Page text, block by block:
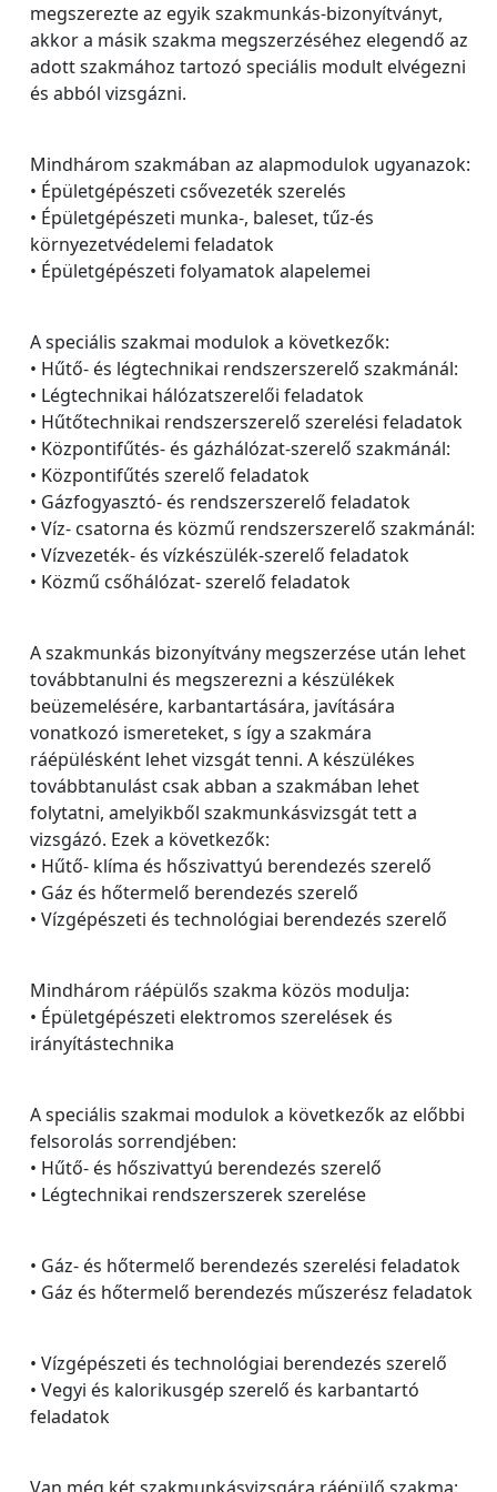
megszerezte az egyik szakmunkás-bizonyítványt,
akkor a másik szakma megszerzéséhez elegendő az
adott szakmához tartozó speciális modult elvégezni
és abból vizsgázni.
Mindhárom szakmában az alapmodulok ugyanazok:
• Épületgépészeti csővezeték szerelés
• Épületgépészeti munka-, baleset, tűz-és
környezetvédelemi feladatok
• Épületgépészeti folyamatok alapelemei
A speciális szakmai modulok a következők:
• Hűtő- és légtechnikai rendszerszerelő szakmánál:
• Légtechnikai hálózatszerelői feladatok
• Hűtőtechnikai rendszerszerelő szerelési feladatok
• Központifűtés- és gázhálózat-szerelő szakmánál:
• Központifűtés szerelő feladatok
• Gázfogyasztó- és rendszerszerelő feladatok
• Víz- csatorna és közmű rendszerszerelő szakmánál:
• Vízvezeték- és vízkészülék-szerelő feladatok
• Közmű csőhálózat- szerelő feladatok
A szakmunkás bizonyítvány megszerzése után lehet
továbbtanulni és megszerezni a készülékek
beüzemelésére, karbantartására, javítására
vonatkozó ismereteket, s így a szakmára
ráépülésként lehet vizsgát tenni. A készülékes
továbbtanulást csak abban a szakmában lehet
folytatni, amelyikből szakmunkásvizsgát tett a
vizsgázó. Ezek a következők:
• Hűtő- klíma és hőszivattyú berendezés szerelő
• Gáz és hőtermelő berendezés szerelő
• Vízgépészeti és technológiai berendezés szerelő
Mindhárom ráépülős szakma közös modulja:
• Épületgépészeti elektromos szerelések és
irányítástechnika
A speciális szakmai modulok a következők az előbbi
felsorolás sorrendjében:
• Hűtő- és hőszivattyú berendezés szerelő
• Légtechnikai rendszerszerek szerelése
• Gáz- és hőtermelő berendezés szerelési feladatok
• Gáz és hőtermelő berendezés műszerész feladatok
• Vízgépészeti és technológiai berendezés szerelő
• Vegyi és kalorikusgép szerelő és karbantartó
feladatok